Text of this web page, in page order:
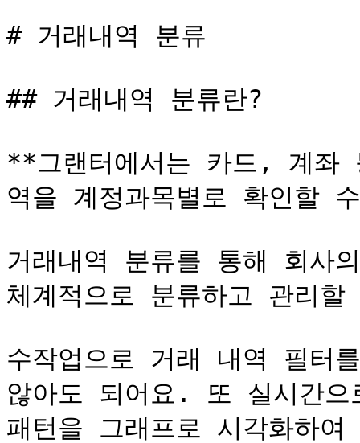
# 거래내역 분류
## 거래내역 분류란?
**그랜터에서는 카드, 계좌
역을 계정과목별로 확인할
거래내역 분류를 통해 회사
체계적으로 분류하고 관리
수작업으로 거래 내역 필터
않아도 되어요. 또 실시간
패턴을 그래프로 시각화하